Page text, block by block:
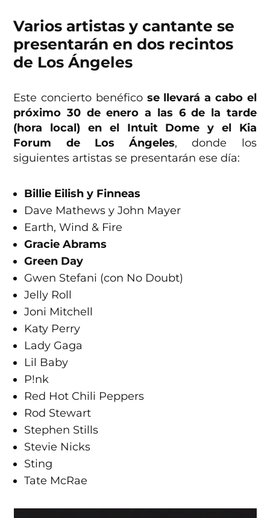
Varios artistas y cantante se
presentarán en dos recintos
de Los Ángeles
Este concierto benéfico se llevará a cabo el
próximo 30 de enero a las 6 de la tarde
(hora local) en el Intuit Dome y el Kia
Forum de Los Ángeles, donde los
siguientes artistas se presentarán ese día:
Billie Eilish y Finneas
Dave Mathews y John Mayer
Earth, Wind & Fire
Gracie Abrams
Green Day
Gwen Stefani (con No Doubt)
Jelly Roll
Joni Mitchell
Katy Perry
Lady Gaga
Lil Baby
P!nk
Red Hot Chili Peppers
Rod Stewart
Stephen Stills
Stevie Nicks
Sting
Tate McRae